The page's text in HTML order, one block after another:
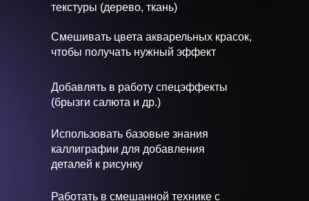
текстуры (дерево, ткань)
Смешивать цвета акварельных красок,
чтобы получать нужный эффект
Работать в смешанной технике с
Использовать базовые знания
каллиграфии для добавления
деталей к рисунку
Добавлять в работу спецэффекты
(брызги салюта и др.)